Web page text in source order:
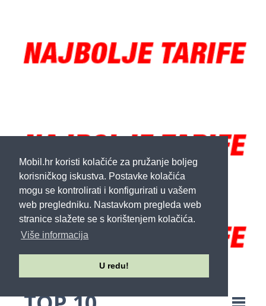
Mobil.hr koristi kolačiće za pružanje boljeg
korisničkog iskustva. Postavke kolačića
mogu se kontrolirati i konfigurirati u vašem
web pregledniku. Nastavkom pregleda web
stranice slažete se s korištenjem kolačića.
Više informacija
U redu!